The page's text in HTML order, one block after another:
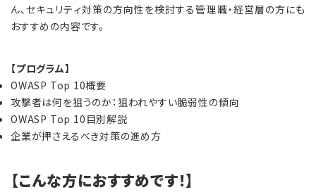
ん、セキュリティ対策の方向性を検討する管理職・経営層の方にも
おすすめの内容です。
【プログラム】
OWASP Top 10概要
攻撃者は何を狙うのか：狙われやすい脆弱性の傾向
OWASP Top 10目別解説
企業が押さえるべき対策の進め方
【こんな方におすすめです！】